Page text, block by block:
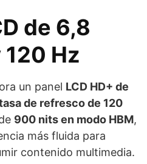
de 6,8
Hz
un panel LCD HD+ de
de refresco de 120
900 nits en modo HBM,
más fluida para
contenido multimedia.